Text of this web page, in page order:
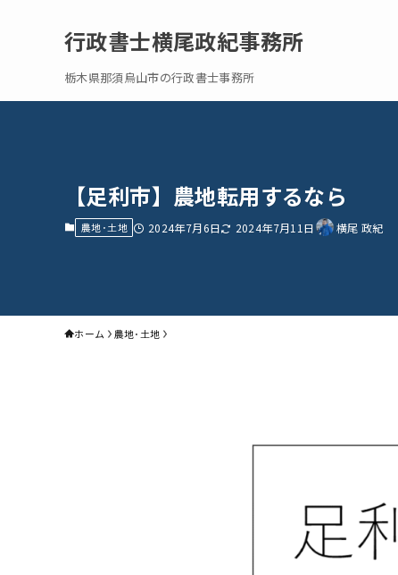
行政書士横尾政紀事務所
栃木県那須烏山市の行政書士事務所
【足利市】農地転用するなら
農地･土地 2024年7月6日 2024年7月11日 横尾 政紀
ホーム 農地･土地